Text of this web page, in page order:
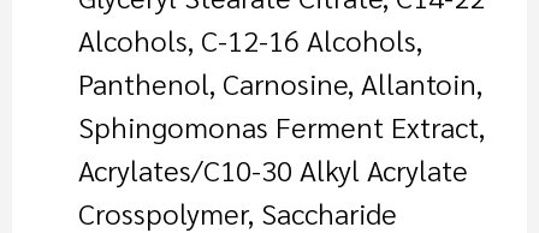
Alcohols, C-12-16 Alcohols,
Panthenol, Carnosine, Allantoin,
Sphingomonas Ferment Extract,
Acrylates/C10-30 Alkyl Acrylate
Crosspolymer, Saccharide